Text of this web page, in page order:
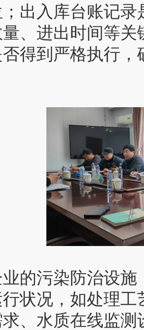
出入库台账记
、进出时间等
得到严格执行
的污染防治设
状况，如处理
、水质在线监